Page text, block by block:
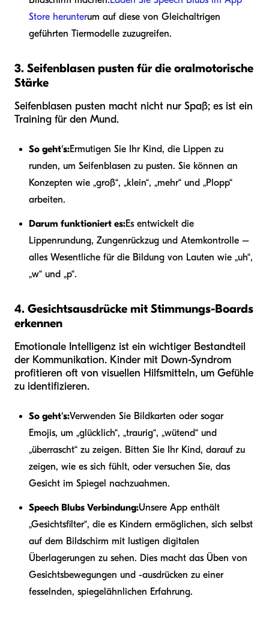
Store herunterum auf diese von Gleichaltrigen
geführten Tiermodelle zuzugreifen.
3. Seifenblasen pusten für die oralmotorische
Stärke
Seifenblasen pusten macht nicht nur Spaß; es ist ein
Training für den Mund.
So geht's:Ermutigen Sie Ihr Kind, die Lippen zu
runden, um Seifenblasen zu pusten. Sie können an
Konzepten wie „groß“, „klein“, „mehr“ und „Plopp“
arbeiten.
Darum funktioniert es:Es entwickelt die
Lippenrundung, Zungenrückzug und Atemkontrolle –
alles Wesentliche für die Bildung von Lauten wie „uh“,
„w“ und „p“.
4. Gesichtsausdrücke mit Stimmungs-Boards
erkennen
Emotionale Intelligenz ist ein wichtiger Bestandteil
der Kommunikation. Kinder mit Down-Syndrom
profitieren oft von visuellen Hilfsmitteln, um Gefühle
zu identifizieren.
So geht's:Verwenden Sie Bildkarten oder sogar
Emojis, um „glücklich“, „traurig“, „wütend“ und
„überrascht“ zu zeigen. Bitten Sie Ihr Kind, darauf zu
zeigen, wie es sich fühlt, oder versuchen Sie, das
Gesicht im Spiegel nachzuahmen.
Speech Blubs Verbindung:Unsere App enthält
„Gesichtsfilter“, die es Kindern ermöglichen, sich selbst
auf dem Bildschirm mit lustigen digitalen
Überlagerungen zu sehen. Dies macht das Üben von
Gesichtsbewegungen und -ausdrücken zu einer
fesselnden, spiegelähnlichen Erfahrung.